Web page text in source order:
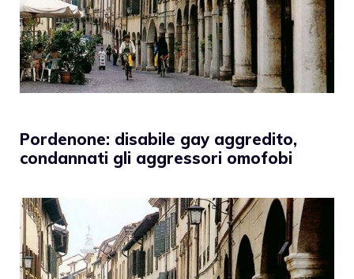
Pordenone: disabile gay aggredito,
condannati gli aggressori omofobi